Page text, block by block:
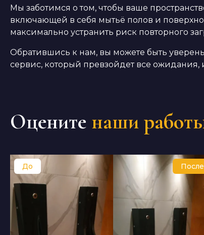
Мы заботимся о том, чтобы ваше
включающей в себя мытьё полов и
максимально устранить риск повторного
Обратившись к нам, вы можете быть
сервис, который превзойдет все
Оцените наши